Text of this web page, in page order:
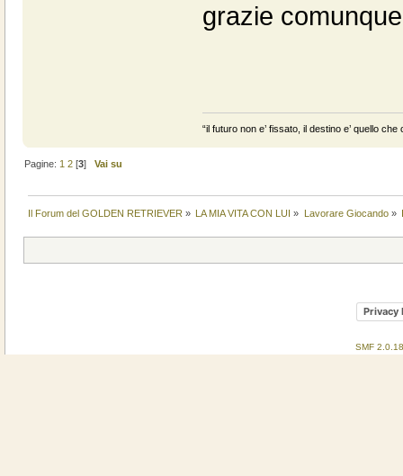
grazie
“il futuro non e’ fissato, il destino e’ quello
Pagine: 1 2 [3]Vai su
Il Forum del GOLDEN RETRIEVER » LA MIA VITA CON LUI » Lavorare Giocando»
Privacy
SMF 2.0.18